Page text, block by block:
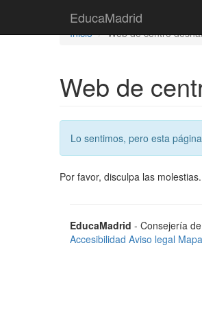
contenido
EducaMadrid
Inicio
Web de centro
Web de
Lo sentimos, pero esta página
Por favor, disculpa las molestias.
EducaMadrid - Consejería
Accesibilidad Aviso legal